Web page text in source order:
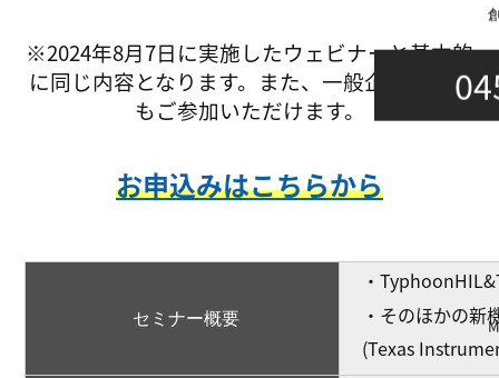
※2024年8月7日に実施したウェビナーと基本的
に同じ内容となります。また、一般企業の方に
もご参加いただけます。
お申込みはこちらから
セミナー概要
・
・そのほかの新
(Texas